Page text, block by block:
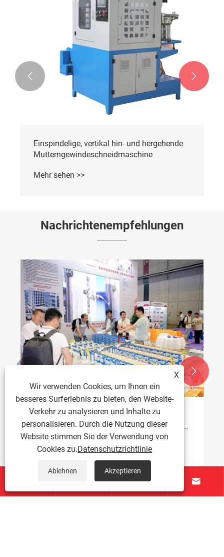
Vertikale Mutterngewindeschneidmaschine
mit doppelter Spindel
Mehr sehen >>
 
Nachrichtenempfehlungen
Vietnam-Kunde besucht TAICHUANG
Intelligent für die Zusammenarbeit mit
Mutterngewindeschneidmaschinen
Mehr sehen >>

 
X
Wir verwenden Cookies, um Ihnen ein
besseres Surferlebnis zu bieten, den Website-
Verkehr zu analysieren und Inhalte zu
personalisieren. Durch die Nutzung dieser
Website stimmen Sie der Verwendung von
Cookies zu.Datenschutzrichtlinie
Ablehnen Akzeptieren